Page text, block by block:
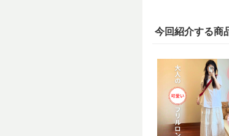
今回紹介する商